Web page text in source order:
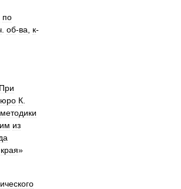
по
об-ва к-
При
К
методики
из
края»